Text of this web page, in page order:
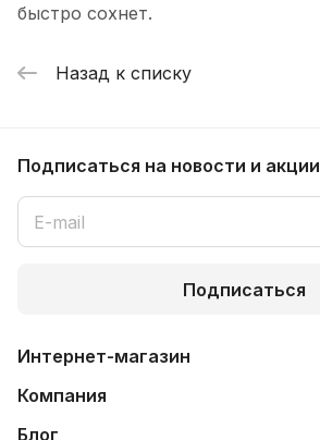
быстро сохнет.
Назад к списку
Подписаться на новости и акции
Подписаться
Интернет-магазин
Компания
Блог